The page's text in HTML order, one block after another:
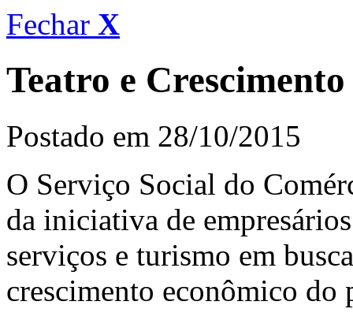
Fechar X
Teatro e
Postado em 28/10/2015
O Serviço Social do
da iniciativa de
serviços e turismo em
crescimento econômico